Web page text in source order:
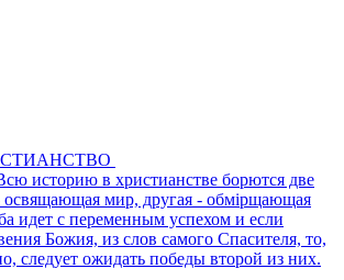
историю в христианстве борются две
освящающая мир, другая - обмiрщающая
идет с переменным успехом и если
Божия, из слов самого Спасителя, то,
следует ожидать победы второй из них.